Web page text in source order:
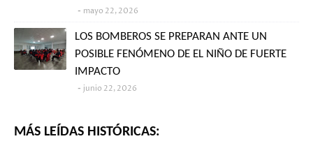
mayo 22, 2026
LOS BOMBEROS SE PREPARAN ANTE UN
POSIBLE FENÓMENO DE EL NIÑO DE FUERTE
IMPACTO
junio 22, 2026
MÁS LEÍDAS HISTÓRICAS: